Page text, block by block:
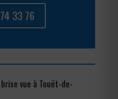
33 76
vue à Touët-de-